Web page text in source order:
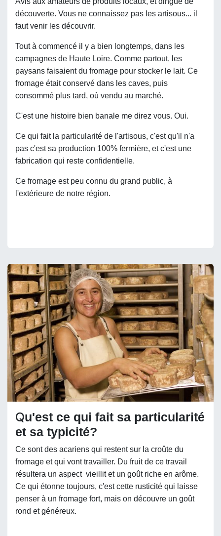
découverte. Vous ne connaissez pas les artisous... il
faut venir les découvrir.
Tout à commencé il y a bien longtemps, dans les
campagnes de Haute Loire. Comme partout, les
paysans faisaient du fromage pour stocker le lait. Ce
fromage était conservé dans les caves, puis
consommé plus tard, où vendu au marché.
C'est une histoire bien banale me direz vous. Oui.
Ce qui fait la particularité de l'artisous, c'est qu'il n'a
pas c'est sa production 100% fermière, et c'est une
fabrication qui reste confidentielle.
Ce fromage est peu connu du grand public, à
l'extérieure de notre région.
Qu'est ce qui fait sa particularité
et sa typicité?
Ce sont des acariens qui restent sur la croûte du
fromage et qui vont travailler. Du fruit de ce travail
résultera un aspect vieillit et un goût riche en arôme.
Ce qui étonne toujours, c'est cette rusticité qui laisse
penser à un fromage fort, mais on découvre un goût
rond et généreux.